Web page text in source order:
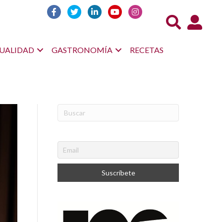
Acceso
GASTRONOMÍA RECETAS